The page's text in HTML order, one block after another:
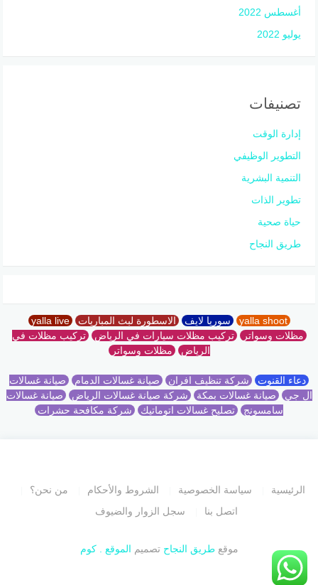
أغسطس 2022
يوليو 2022
تصنيفات
إدارة الوقت
التطوير الوظيفي
التنمية البشرية
تطوير الذات
حياة صحية
طريق النجاح
yalla shoot سوريا لايف الاسطورة لبث المباريات yalla live
مظلات وسواتر تركيب مظلات سيارات في الرياض تركيب مظلات في
الرياض مظلات وسواتر
دعاء القنوت شركة تنظيف افران صيانة غسالات الدمام صيانة غسالات
ال جي صيانة غسالات بمكة شركة صيانة غسالات الرياض صيانة غسالات
سامسونج تصليح غسالات اتوماتيك شركة مكافحة حشرات
الرئيسية سياسة الخصوصية الشروط والأحكام
من نحن؟
اتصل بنا
سجل الزوار والضيوف
موقعطريق النجاح تصميم الموقع . كوم